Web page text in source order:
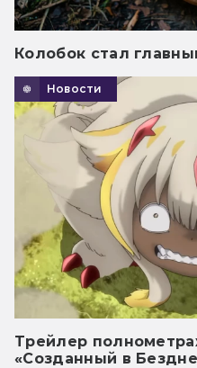
Колобок стал
Новости
Трейлер
«Созданный в